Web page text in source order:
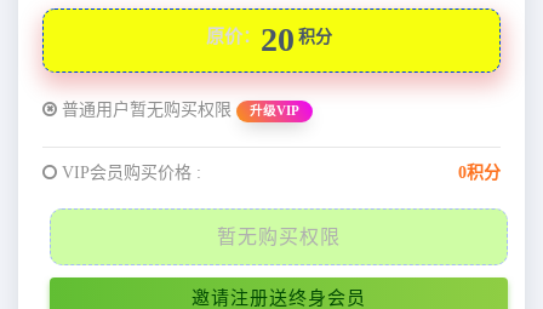
原价： 20 积分
普通用户暂无购买权限 升级VIP
VIP会员购买价格 : 0积分
暂无购买权限
邀请注册送终身会员